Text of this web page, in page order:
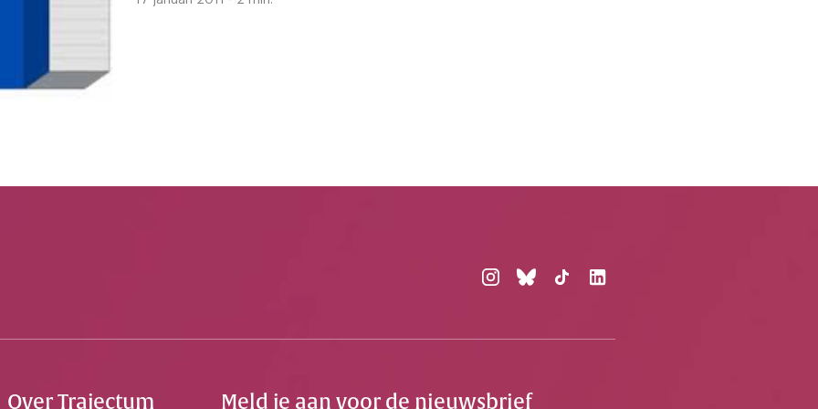
Over Trajectum Meld je aan voor de nieuwsbrief